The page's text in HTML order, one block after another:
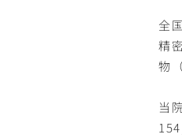
全
精
物
当